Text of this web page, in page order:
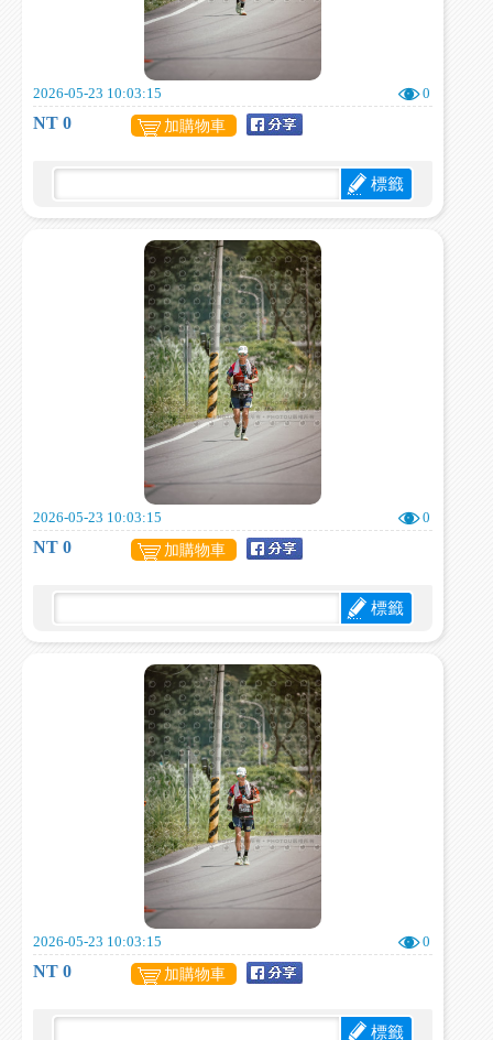
2026-05-23 10:03:15 0
NT 0 加購物車
標籤
2026-05-23 10:03:15 0
NT 0 加購物車
標籤
2026-05-23 10:03:15 0
NT 0 加購物車
標籤